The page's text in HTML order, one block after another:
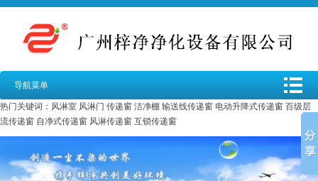
导航菜单
热门关键词： 风淋室 风淋门 传递窗 洁净棚 输送线传递窗 电动升降式传递窗 百级层
流传递窗 自净式传递窗 风淋传递窗 互锁传递窗